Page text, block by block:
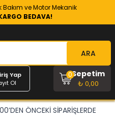
Bakım ve Motor Mekanik
BEDAVA!
ARA
Yap
Ol
Sepetim
₺ 0,00
0
ÖNCEKİ SİPARİŞLERDE